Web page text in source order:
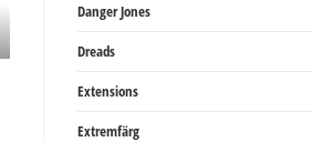
Danger Jones
Dreads
Extensions
Extremfärg